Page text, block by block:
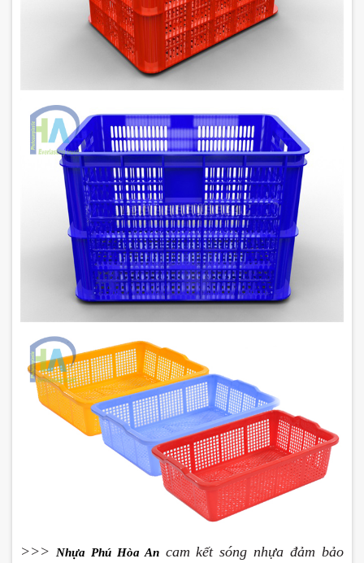
>>> Nhựa Phú Hòa Ancam kết sóng nhựa đảm bảo